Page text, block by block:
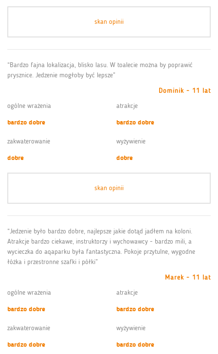
skan opinii
“Bardzo fajna lokalizacja, blisko lasu. W toalecie można by poprawić
prysznice. Jedzenie mogłoby być lepsze”
Dominik - 11 lat
ogólne wrażenia
bardzo dobre
atrakcje
bardzo dobre
zakwaterowanie
dobre
wyżywienie
dobre
skan opinii
“Jedzenie było bardzo dobre, najlepsze jakie dotąd jadłem na koloni.
Atrakcje bardzo ciekawe, instruktorzy i wychowawcy - bardzo mili, a
wycieczka do aqaparku była fantastyczna. Pokoje przytulne, wygodne
łóżka i przestronne szafki i półki”
Marek - 11 lat
ogólne wrażenia
bardzo dobre
atrakcje
bardzo dobre
zakwaterowanie
bardzo dobre
wyżywienie
bardzo dobre